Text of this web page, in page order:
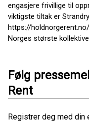
engasjere frivillige til
viktigste tiltak er
https://
Norges største
Følg
Rent
Registrer deg med